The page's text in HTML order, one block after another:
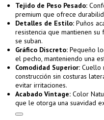
Tejido de Peso Pesado:
premium que ofrece
Detalles de Estilo: Puños
resistencia que mantienen
se suban.
Gráfico Discreto: Pequeño
el pecho, manteniendo una
Comodidad Superior: Cuello
construcción sin costuras
evitar irritaciones.
Acabado Vintage: Color
que le otorga una suavidad